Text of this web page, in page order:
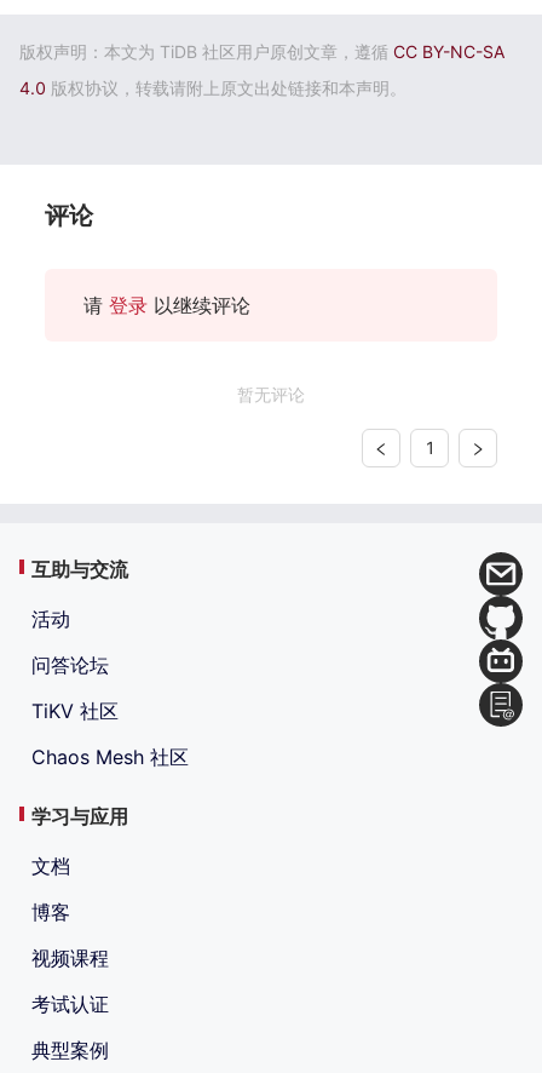
版权声明：本文为 TiDB 社区用户原创文章，遵循 CC BY-NC-SA
4.0 版权协议，转载请附上原文出处链接和本声明。
评论
请 登录 以继续评论
暂无评论
1
互助与交流
活动
问答论坛
TiKV 社区
Chaos Mesh 社区
学习与应用
文档
博客
视频课程
考试认证
典型案例